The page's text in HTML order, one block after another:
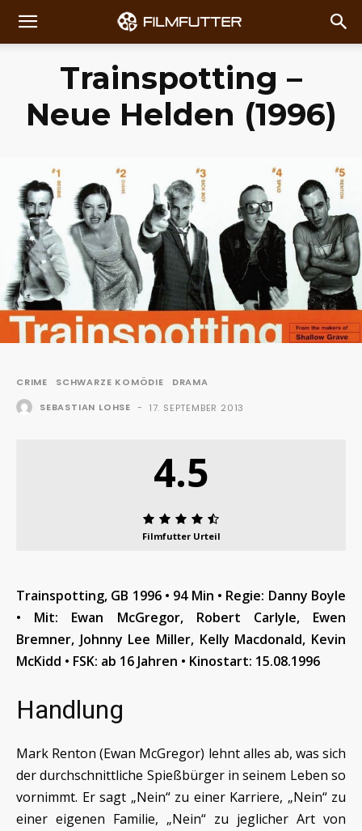
Trainspotting –
Neue Helden (1996)
CRIME SCHWARZE KOMÖDIE
DRAMA
SEBASTIAN LOHSE - 17. SEPTEMBER 2013
4.5
Filmfutter Urteil
Trainspotting, GB 1996 • 94 Min • Regie: Danny Boyle
• Mit: Ewan McGregor, Robert Carlyle, Ewen
Bremner, Johnny Lee Miller, Kelly Macdonald, Kevin
McKidd • FSK: ab 16 Jahren • Kinostart: 15.08.1996
Handlung
Mark Renton (Ewan McGregor) lehnt alles ab, was sich
der durchschnittliche Spießbürger in seinem Leben so
vornimmt. Er sagt „Nein“ zu einer Karriere, „Nein“ zu
einer eigenen Familie, „Nein“ zu jeglicher Art von